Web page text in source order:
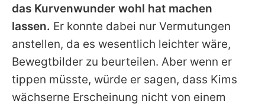
das Kurvenwunder wohl hat machen
lassen. Er konnte dabei nur Vermutungen
anstellen, da es wesentlich leichter wäre,
Bewegtbilder zu beurteilen. Aber wenn er
tippen müsste, würde er sagen, dass Kims
wächserne Erscheinung nicht von einem